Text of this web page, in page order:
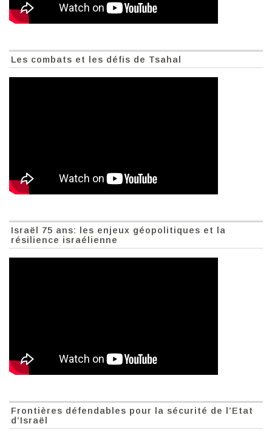
Les combats et les défis de Tsahal
Israël 75 ans: les enjeux géopolitiques et la
résilience israélienne
Frontières défendables pour la sécurité de l’Etat
d’Israël